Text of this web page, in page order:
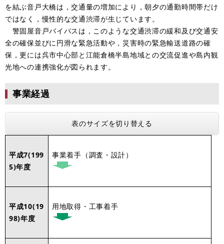
を結ぶ音戸大橋は，交通量の増加により，朝夕の通勤時間帯だけ
ではなく，慢性的な交通渋滞が生じています。
警固屋音戸バイパスは，このような交通渋滞の緩和及び交通安
全の確保並びに円滑な緊急活動や，災害時の緊急輸送道路の確
保，更には呉市中心部と江能倉橋半島地域との交流促進や島内観
光地への連携強化が図られます。
事業経過
表のサイズを切り替える
平成7(199
5)年度
事業着手（調査・設計）
平成10(19
98)年度
用地取得・工事着手